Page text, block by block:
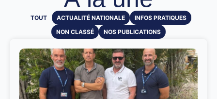
ACTUALITÉ NATIONALE
INFOS PRATIQUES
NON CLASSÉ
NOS PUBLICATIONS
TOUT